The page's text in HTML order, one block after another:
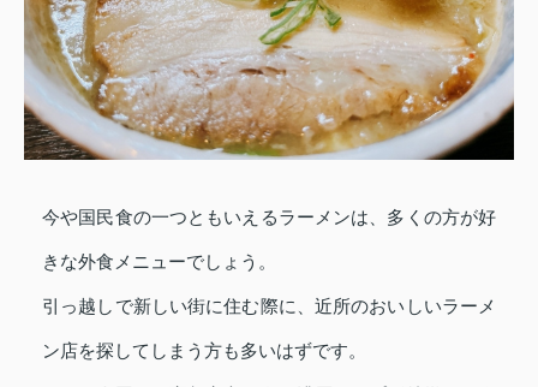
今や国民食の一つともいえるラーメンは、多くの方が好
きな外食メニューでしょう。
引っ越しで新しい街に住む際に、近所のおいしいラーメ
ン店を探してしまう方も多いはずです。